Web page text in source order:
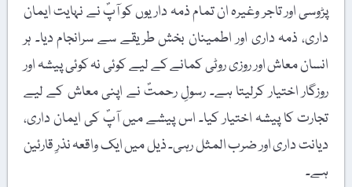
پڑوسی اور تاجر وغیرہ ان تمام ذمہ داریوں کو آپؐ نے نہایت ایمان
داری، ذمہ داری اور اطمینان بخش طریقے سے سرانجام دیا۔ ہر
انسان معاش اور روزی روٹی کمانے کے لیے کوئی نہ کوئی پیشہ اور
روزگار اختیار کرلیتا ہے۔ رسولِ رحمتؐ نے اپنی معاش کے لیے
تجارت کا پیشہ اختیار کیا۔ اس پیشے میں آپؐ کی ایمان داری،
دیانت داری اور ضرب المثل رہی۔ ذیل میں ایک واقعہ نذرِ قارئین
ہے۔